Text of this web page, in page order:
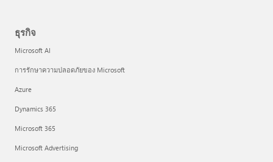
ธุรกิจ
Microsoft AI
การรักษาความปลอดภัยของ Microsoft
Azure
Dynamics 365
Microsoft 365
Microsoft Advertising